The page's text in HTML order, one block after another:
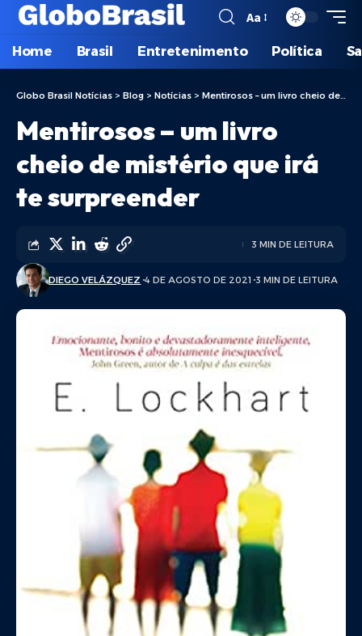
Aa
Home Brasil Entretenimento Política
Globo Brasil Notícias > Blog > Notícias > Mentirosos – um livro cheio de mistério que irá te surpreender
Mentirosos – um livro
cheio de mistério que irá
te surpreender
DIEGO VELÁZQUEZ 4 DE AGOSTO DE 2021 3 MIN DE LEITURA
3 MIN DE LEITURA